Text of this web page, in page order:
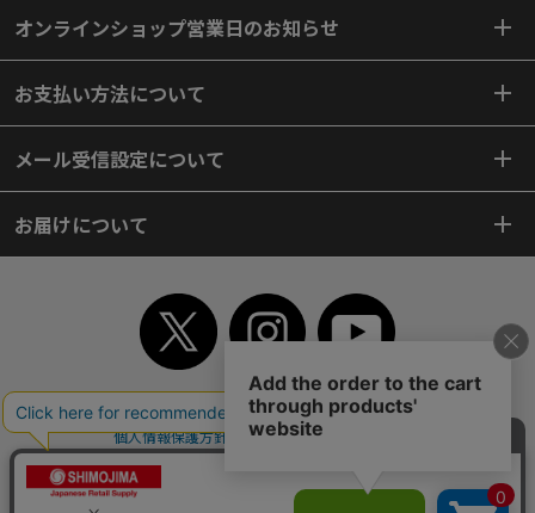
オンラインショップ営業日のお知らせ
お支払い方法について
メール受信設定について
お届けについて
TOP 初めてご利用のお客様へ ご利用案内
ご利用規約
個人情報保護方針
特定商取引法
よくあるご質問
お問い合わせ
サイトマップ